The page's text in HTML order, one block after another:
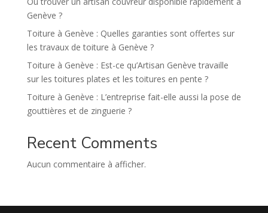
Genève ?
Toiture à Genève : Quelles garanties sont offertes sur
les travaux de toiture à Genève ?
Toiture à Genève : Est-ce qu’Artisan Genève travaille
sur les toitures plates et les toitures en pente ?
Toiture à Genève : L’entreprise fait-elle aussi la pose de
gouttières et de zinguerie ?
Recent Comments
Aucun commentaire à afficher.